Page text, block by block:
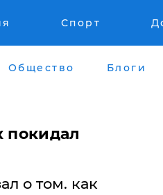
Спорт
Общество Блоги
покидал
о том. как